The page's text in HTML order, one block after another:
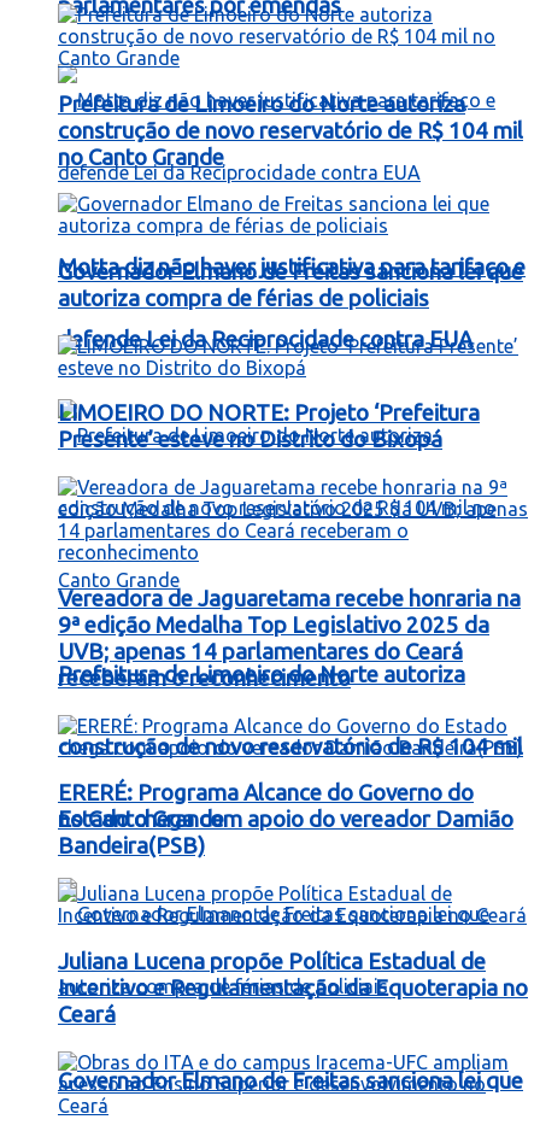
parlamentares por emendas
Motta diz não haver justificativa para tarifaço e
defende Lei da Reciprocidade contra EUA
Prefeitura de Limoeiro do Norte autoriza
construção de novo reservatório de R$ 104 mil
no Canto Grande
Governador Elmano de Freitas sanciona lei que
Prefeitura de Limoeiro do Norte autoriza
construção de novo reservatório de R$ 104 mil
no Canto Grande
Governador Elmano de Freitas sanciona lei que
autoriza compra de férias de policiais
LIMOEIRO DO NORTE: Projeto ‘Prefeitura
Presente’ esteve no Distrito do Bixopá
Vereadora de Jaguaretama recebe honraria na
9ª edição Medalha Top Legislativo 2025 da
UVB; apenas 14 parlamentares do Ceará
receberam o reconhecimento
ERERÉ: Programa Alcance do Governo do
Estado chega com apoio do vereador Damião
Bandeira(PSB)
Juliana Lucena propõe Política Estadual de
Incentivo e Regulamentação da Equoterapia no
Ceará